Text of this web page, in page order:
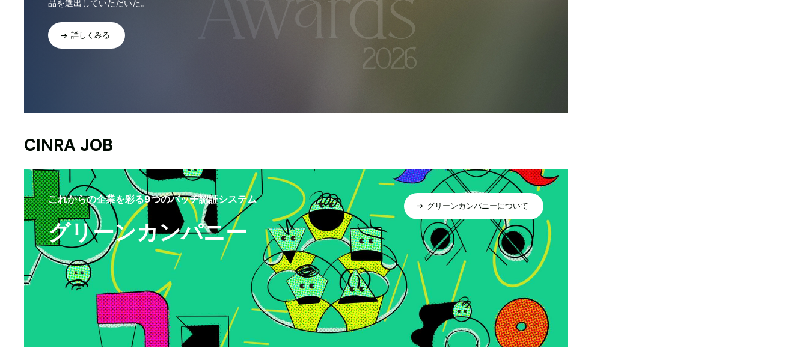
品を選出していただいた。
詳しくみる
CINRA JOB
これからの企業を彩る9つのバッヂ認証システム
グリーンカンパニー
グリーンカンパニーについて